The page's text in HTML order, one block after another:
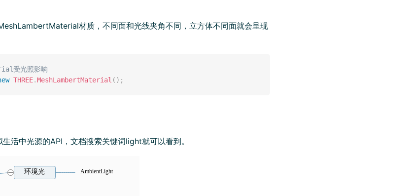
材质，不同面和光线夹角不同，立方体不同面就会呈现
受光照影响
THREE.MeshLambertMaterial ( ) ;
活中光源的API，文档搜索关键词light就可以看到。